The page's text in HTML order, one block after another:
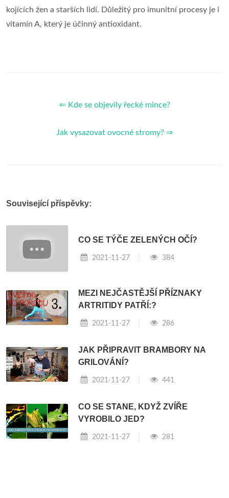
kojících žen a starších lidí. Důležitý pro imunitní procesy je i
vitamín A, který je účinný antioxidant.
⇐ Kde se objevily řecké mince?
Jak vysazovat ovocné stromy? ⇒
Související příspěvky:
CO SE TÝČE ZELENÝCH OČÍ?
2021-11-27 384
MEZI NEJČASTĚJŠÍ PŘÍZNAKY
ARTRITIDY PATŘÍ:?
2021-11-27 286
JAK PŘIPRAVIT BRAMBORY NA
GRILOVÁNÍ?
2021-11-27 441
CO SE STANE, KDYŽ ZVÍŘE
VYROBILO JED?
2021-11-27 281